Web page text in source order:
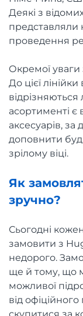
Деякі з
представляли
проведення
Окремої
До цієї
відрізняються
асортименті є
аксесуарів,
доповнити
зрілому віці.
Як
зручно?
Сьогодні
замовити з
недорого.
ще й тому, що
можливої
від